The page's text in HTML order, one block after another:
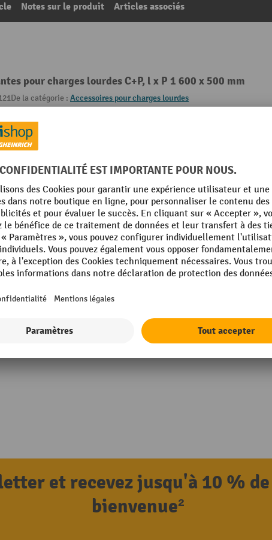
Notes sur le produit Articles associés
pour charges lourdes C+P, l x P 1 600 x 500 mm
De la catégorie : Accessoires pour charges lourdes
Rubrique
et recevez jusqu'à 10 %
bienvenue²